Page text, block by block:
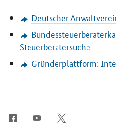
Deutscher
Steuerberatersuche
Gründerplattform: